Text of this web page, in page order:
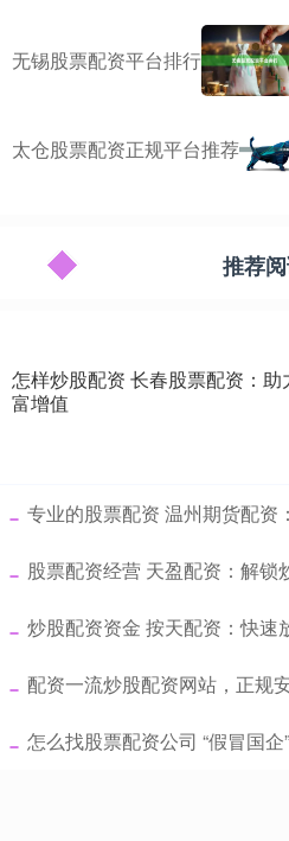
无锡股票配资平台排行
太仓股票配资正规平台推荐
推荐
怎样炒股配资 长春股票配资：助
富增值
专业的股票配资 温州期货配资
股票配资经营 天盈配资：解锁
炒股配资资金 按天配资：快速
配资一流炒股配资网站，正规
怎么找股票配资公司 “假冒国